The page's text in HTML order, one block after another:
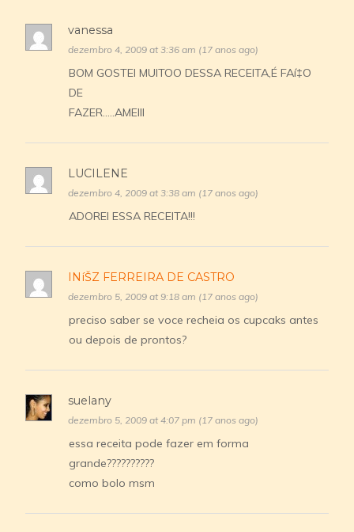
vanessa
dezembro 4, 2009 at 3:36 am (17 anos ago)
BOM GOSTEI MUITOO DESSA RECEITA,É FAí‡O
DE
FAZER…..AMEIII
LUCILENE
dezembro 4, 2009 at 3:38 am (17 anos ago)
ADOREI ESSA RECEITA!!!
INíŠZ FERREIRA DE CASTRO
dezembro 5, 2009 at 9:18 am (17 anos ago)
preciso saber se voce recheia os cupcaks antes
ou depois de prontos?
suelany
dezembro 5, 2009 at 4:07 pm (17 anos ago)
essa receita pode fazer em forma
grande??????????
como bolo msm